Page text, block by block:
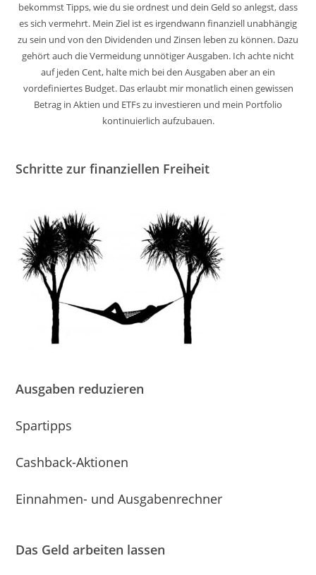
bekommst Tipps, wie du sie ordnest und dein Geld so anlegst, dass
es sich vermehrt. Mein Ziel ist es irgendwann finanziell unabhängig
zu sein und von den Dividenden und Zinsen leben zu können. Dazu
gehört auch die Vermeidung unnötiger Ausgaben. Ich achte nicht
auf jeden Cent, halte mich bei den Ausgaben aber an ein
vordefiniertes Budget. Das erlaubt mir monatlich einen gewissen
Betrag in Aktien und ETFs zu investieren und mein Portfolio
kontinuierlich aufzubauen.
Schritte zur finanziellen Freiheit
Ausgaben reduzieren
Spartipps
Cashback-Aktionen
Einnahmen- und Ausgabenrechner
Das Geld arbeiten lassen